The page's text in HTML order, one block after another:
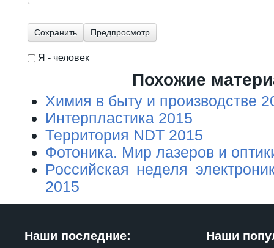
Я - человек
Похожие
Химия в быту и производстве
Интерпластика 2015
Территория NDT 2015
Фотоника. Мир лазеров и
Российская неделя
2015
Наши последние: Наши